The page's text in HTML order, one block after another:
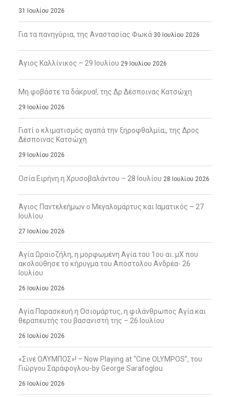
31 Ιουλίου 2026
Για τα πανηγύρια, της Αναστασίας Φωκά 30 Ιουλίου 2026
Άγιος Καλλίνικος – 29 Ιουλίου 29 Ιουλίου 2026
Μη φοβάστε τα δάκρυα!, της Δρ Δέσποινας Κατσώχη
29 Ιουλίου 2026
Γιατί ο κλιματισμός αγαπά την ξηροφθαλμία;, της Δρος
Δέσποινας Κατσώχη
29 Ιουλίου 2026
Οσία Ειρήνη η Χρυσοβαλάντου – 28 Ιουλίου 28 Ιουλίου 2026
Άγιος Παντελεήμων ο Μεγαλομάρτυς και Ιαματικός – 27
Ιουλίου
27 Ιουλίου 2026
Αγία Ωραιοζήλη, η μορφωμένη Αγία του 1ου αι. μΧ που
ακολούθησε το κήρυγμα του Απόστολου Ανδρέα- 26
Ιουλίου
26 Ιουλίου 2026
Αγία Παρασκευή η Οσιομάρτυς, η φιλάνθρωπος Αγία και
θεραπευτής του βασανιστή της – 26 Ιουλίου
26 Ιουλίου 2026
«Σινέ ΟΛΥΜΠΟΣ»! – Now Playing at “Cine OLYMPOS”, του
Γιώργου Σαράφογλου-by George Sarafoglou
26 Ιουλίου 2026